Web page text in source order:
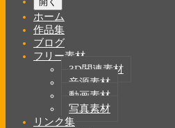
ホーム
作品集
ブログ
フリー素材
3D関連素材
音源素材
動画素材
写真素材
リンク集